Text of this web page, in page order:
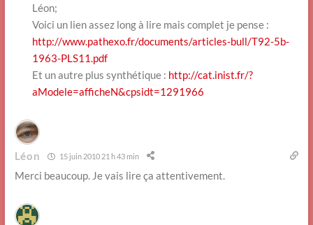
Léon;
Voici un lien assez long à lire mais complet je pense :
http://www.pathexo.fr/documents/articles-bull/T92-5b-
1963-PLS11.pdf
Et un autre plus synthétique : http://cat.inist.fr/?
aModele=afficheN&cpsidt=1291966
Léon 15 juin 2010 21 h 43 min
Merci beaucoup. Je vais lire ça attentivement.